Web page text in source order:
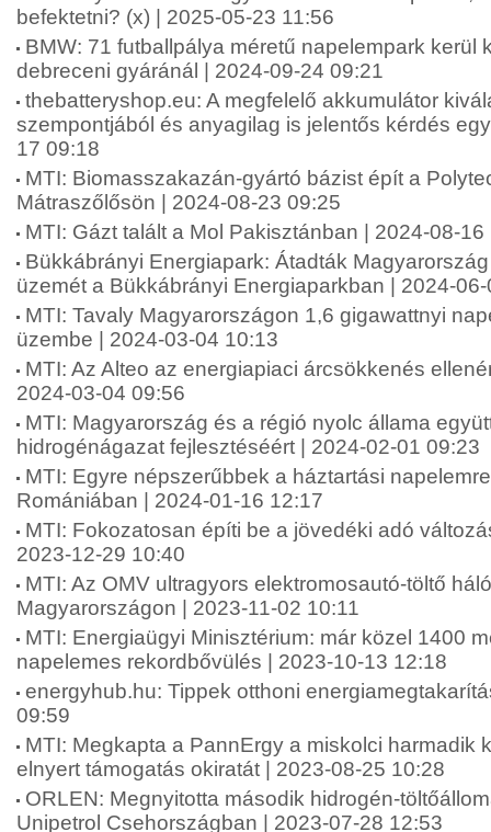
befektetni? (x) | 2025-05-23 11:56
BMW: 71 futballpálya méretű napelempark kerül
debreceni gyáránál | 2024-09-24 09:21
thebatteryshop.eu: A megfelelő akkumulátor
szempontjából és anyagilag is jelentős kérdés
17 09:18
MTI: Biomasszakazán-gyártó bázist épít a
Mátraszőlősön | 2024-08-23 09:25
MTI: Gázt talált a Mol Pakisztánban | 2024-08-16
Bükkábrányi Energiapark: Átadták
üzemét a Bükkábrányi Energiaparkban | 2024-
MTI: Tavaly Magyarországon 1,6 gigawattnyi
üzembe | 2024-03-04 10:13
MTI: Az Alteo az energiapiaci árcsökkenés
2024-03-04 09:56
MTI: Magyarország és a régió nyolc állama
hidrogénágazat fejlesztéséért | 2024-02-01 09:23
MTI: Egyre népszerűbbek a háztartási
Romániában | 2024-01-16 12:17
MTI: Fokozatosan építi be a jövedéki adó
2023-12-29 10:40
MTI: Az OMV ultragyors elektromosautó-töltő
Magyarországon | 2023-11-02 10:11
MTI: Energiaügyi Minisztérium: már közel 1400
napelemes rekordbővülés | 2023-10-13 12:18
energyhub.hu: Tippek otthoni
09:59
MTI: Megkapta a PannErgy a miskolci harmadik
elnyert támogatás okiratát | 2023-08-25 10:28
ORLEN: Megnyitotta második hidrogén-
Unipetrol Csehországban | 2023-07-28 12:53